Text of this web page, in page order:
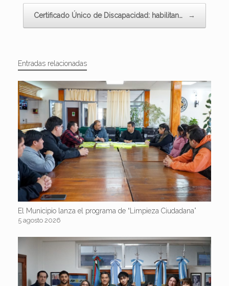
Certificado Único de Discapacidad: habilitan… →
Entradas relacionadas
El Municipio lanza el programa de “Limpieza Ciudadana”
5 agosto 2026